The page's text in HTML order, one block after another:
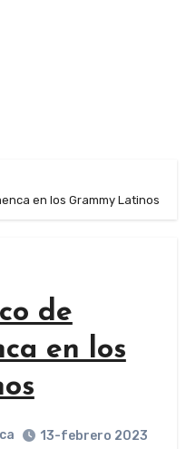
en los Grammy Latinos
de
en los
13-febrero 2023